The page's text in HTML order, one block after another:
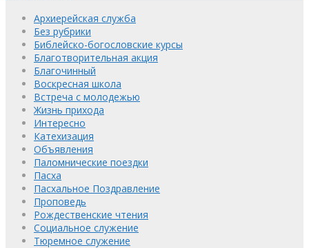
Архиерейская служба
Без рубрики
Библейско-богословские курсы
Благотворительная акция
Благочинный
Воскресная школа
Встреча с молодежью
Жизнь прихода
Интересно
Катехизация
Объявления
Паломнические поездки
Пасха
Пасхальное Поздравление
Проповедь
Рождественские чтения
Социальное служение
Тюремное служение